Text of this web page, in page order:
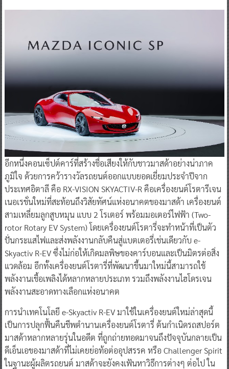
อีกหนึ่งคอนเซ็ปต์คาร์ที่สร้างชื่อเสียงให้กับชาวมาสด้าอย่างน่าภาค
ภูมิใจ ด้วยการคว้ารางวัลรถยนต์ออกแบบยอดเยี่ยมประจำปีจาก
ประเทศอิตาลี คือ RX-VISION SKYACTIV-R คือเครื่องยนต์โรตารีเจน
เนอเรชั่นใหม่ที่สะท้อนถึงวิสัยทัศน์แห่งอนาคตของมาสด้า เครื่องยนต์
สามเหลี่ยมลูกสูบหมุน แบบ 2 โรเตอร์ พร้อมมอเตอร์ไฟฟ้า (Two-
rotor Rotary EV System) โดยเครื่องยนต์โรตารี่จะทำหน้าที่เป็นตัว
ปั่นกระแสไฟและส่งพลังงานกลับคืนสู่แบตเตอรี่เช่นเดียวกับ e-
Skyactiv R-EV ซึ่งไม่ก่อให้เกิดมลพิษของคาร์บอนและเป็นมิตรต่อสิ่ง
แวดล้อม อีกทั้งเครื่องยนต์โรตารี่ที่พัฒนาขึ้นมาใหม่นี้สามารถใช้
พลังงานเชื้อเพลิงได้หลากหลายประเภท รวมถึงพลังงานไฮโดรเจน
พลังงานสะอาดทางเลือกแห่งอนาคต
การนำเทคโนโลยี e-Skyactiv R-EV มาใช้ในเครื่องยนต์ใหม่ล่าสุดนี้
เป็นการปลุกฟื้นคืนชีพตำนานเครื่องยนต์โรตารี่ ต้นกำเนิดรถสปอร์ต
มาสด้าหลากหลายรุ่นในอดีต ที่ถูกถ่ายทอดมาจนถึงปัจจุบันกลายเป็น
ดีเอ็นเอของมาสด้าที่ไม่เคยย่อท้อต่ออุปสรรค หรือ Challenger Spirit
ในฐานะผู้ผลิตรถยนต์ มาสด้าจะยังคงเฟ้นหาวิธีการต่างๆ ต่อไป ใน